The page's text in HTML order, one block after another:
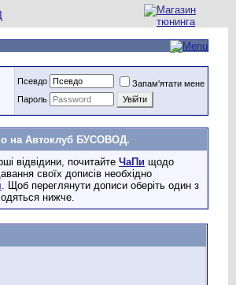
Псевдо
Запам'ятати мене
Пароль
на Автоклуб БУСОВОД.
відвідини, почитайте ЧаПи щодо
своїх дописів необхідно
. Щоб переглянути дописи оберіть один з
нижче.